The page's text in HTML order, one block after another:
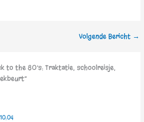
Volgende Bericht →
to the 80’s: Traktatie, schoolreisje,